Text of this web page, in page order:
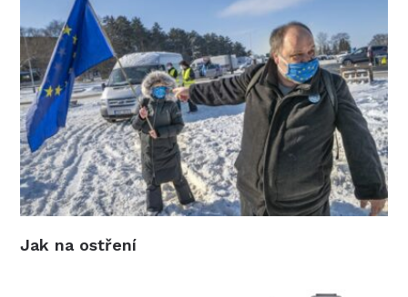
Jak na ostření